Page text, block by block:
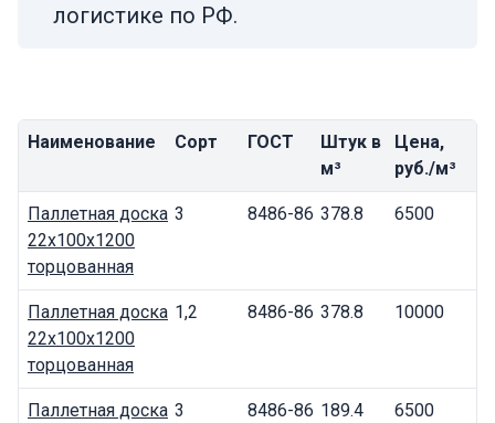
логистике по РФ.
Наименование Сорт ГОСТ
Штук в
м³
Цена,
руб./м³
Паллетная доска
22x100x1200
торцованная
3 8486-86 378.8 6500
Паллетная доска
22x100x1200
торцованная
1,2 8486-86 378.8 10000
Паллетная доска 3 8486-86 189.4 6500